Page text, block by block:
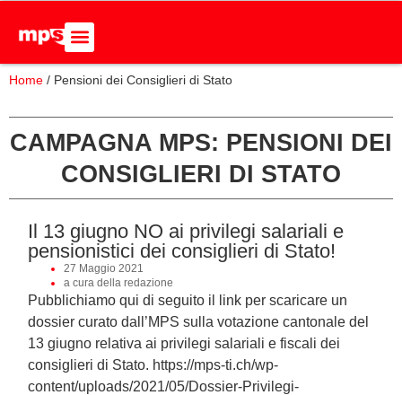
Home / Pensioni dei Consiglieri di Stato
CAMPAGNA MPS: PENSIONI DEI
CONSIGLIERI DI STATO
Il 13 giugno NO ai privilegi salariali e
pensionistici dei consiglieri di Stato!
27 Maggio 2021
a cura della redazione
Pubblichiamo qui di seguito il link per scaricare un
dossier curato dall’MPS sulla votazione cantonale del
13 giugno relativa ai privilegi salariali e fiscali dei
consiglieri di Stato. https://mps-ti.ch/wp-
content/uploads/2021/05/Dossier-Privilegi-